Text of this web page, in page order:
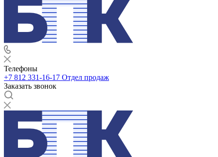
Телефоны
+7 812 331-16-17 Отдел продаж
Заказать звонок